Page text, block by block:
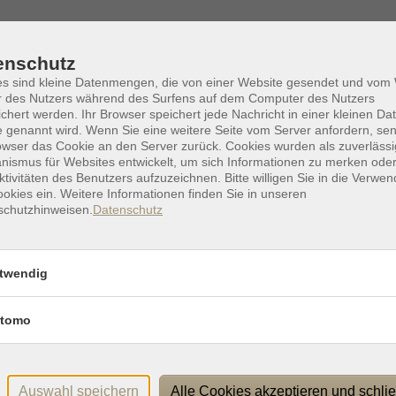
ut, sem. Aenean ante neque, imperdiet sed, ultricies
ut, condimentum ut, sem. Aenean ante neque,
vitae, euismod quis, vehicula eu, risus.
ut, sem. Aenean ante neque, imperdiet sed, ultricies
sind kleine Datenmengen, die von einer Website gesendet und vom
des Nutzers während des Surfens auf dem Computer des Nutzers
werden. Ihr Browser speichert jede Nachricht in einer kleinen
genannt wird. Wenn Sie eine weitere Seite vom Server anfordern,
das Cookie an den Server zurück. Cookies wurden als
für Websites entwickelt, um sich Informationen zu merken
des Benutzers aufzuzeichnen. Bitte willigen Sie in die
ein. Weitere Informationen finden Sie in unseren
Datenschutz
Auswahl speichern Alle Cookies akzeptieren und